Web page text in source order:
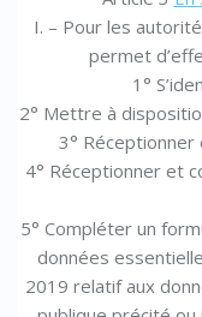
I. – Pour les
permet
1°
2° Mettre à
3°
4° Réceptionner et
5° Compléter un
données
2019 relatif aux